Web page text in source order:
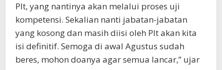
Plt, yang nantinya akan melalui proses uji
kompetensi. Sekalian nanti jabatan-jabatan
yang kosong dan masih diisi oleh Plt akan kita
isi definitif. Semoga di awal Agustus sudah
beres, mohon doanya agar semua lancar,” ujar